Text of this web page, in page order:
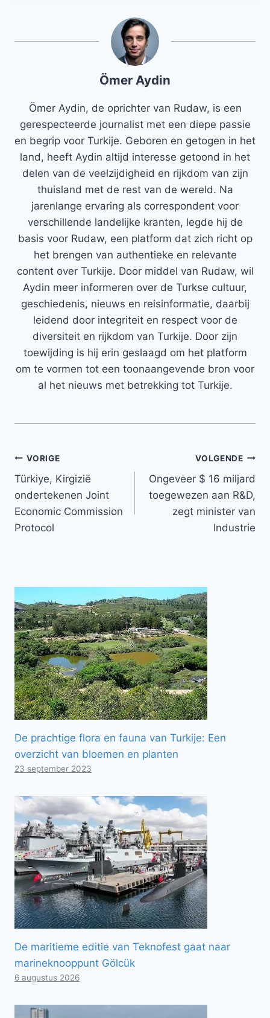
Ömer Aydin
Ömer Aydin, de oprichter van Rudaw, is een
gerespecteerde journalist met een diepe passie
en begrip voor Turkije. Geboren en getogen in het
land, heeft Aydin altijd interesse getoond in het
delen van de veelzijdigheid en rijkdom van zijn
thuisland met de rest van de wereld. Na
jarenlange ervaring als correspondent voor
verschillende landelijke kranten, legde hij de
basis voor Rudaw, een platform dat zich richt op
het brengen van authentieke en relevante
content over Turkije. Door middel van Rudaw, wil
Aydin meer informeren over de Turkse cultuur,
geschiedenis, nieuws en reisinformatie, daarbij
leidend door integriteit en respect voor de
diversiteit en rijkdom van Turkije. Door zijn
toewijding is hij erin geslaagd om het platform
om te vormen tot een toonaangevende bron voor
al het nieuws met betrekking tot Turkije.
Bericht
navigatie
VORIGE
Türkiye, Kirgizië
ondertekenen Joint
Economic Commission
Protocol
VOLGENDE
Ongeveer $ 16 miljard
toegewezen aan R&D,
zegt minister van
Industrie
De prachtige flora en fauna van Turkije: Een
overzicht van bloemen en planten
23 september 2023
De maritieme editie van Teknofest gaat naar
marineknooppunt Gölcük
6 augustus 2026